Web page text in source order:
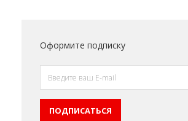
Оформите подписку